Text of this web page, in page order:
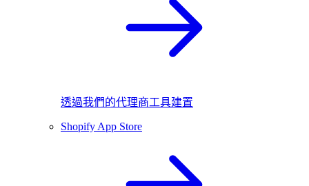
透過我們的代理商工具建置
Shopify App Store